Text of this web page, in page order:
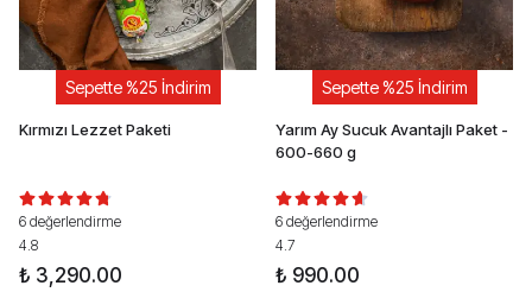
Sepette %25 İndirim
Kırmızı Lezzet Paketi
6 değerlendirme
4.8
₺ 3,290.00
Sepette %25 İndirim
Yarım Ay Sucuk Avantajlı Paket -
600-660 g
6 değerlendirme
4.7
₺ 990.00